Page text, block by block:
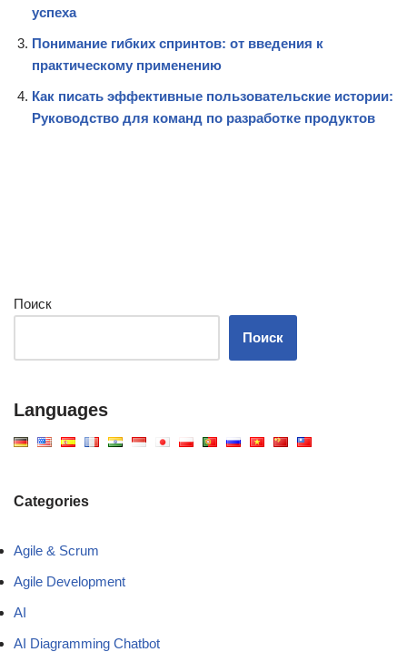
успеха
Понимание гибких спринтов: от введения к
практическому применению
Как писать эффективные пользовательские истории:
Руководство для команд по разработке продуктов
Поиск
Поиск
Languages
Categories
Agile & Scrum
Agile Development
AI
AI Diagramming Chatbot